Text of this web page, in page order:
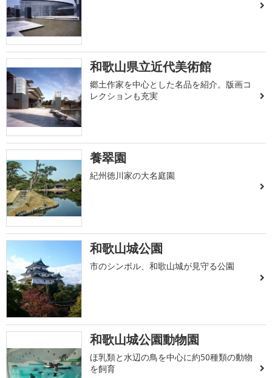
和歌山県立近代美術館
郷土作家を中心とした名品を紹介。版画コ
レクションも充実
養翠園
紀州徳川家の大名庭園
和歌山城公園
市のシンボル、和歌山城が見守る公園
和歌山城公園動物園
ほ乳類と水辺の鳥を中心に約50種類の動物
を飼育